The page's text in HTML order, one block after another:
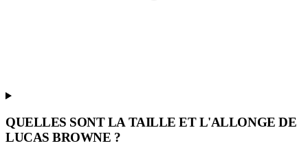
QUELLES SONT LA TAILLE ET L'ALLONGE DE
LUCAS BROWNE ?